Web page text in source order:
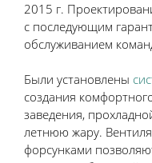
2015 г.
с последующим
обслуживанием
Были установлены
создания
заведения,
летнюю жару.
форсунками